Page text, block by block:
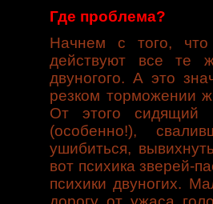
Где проблема?
Начнем с того, что
действуют все те
двуногого. А это
резком торможении
От этого сидящий
(особенно!),
ушибиться,
вот психика зверей-
психики двуногих.